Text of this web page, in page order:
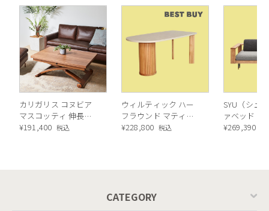
カリガリス コヌビア
マスコッティ 伸長・
昇降式テーブル ／
¥191,400 税込
ウィルティック ハー
フラウンド マティエ
ラ塗装 ダイニングテ
¥228,800 税込
SYU（シュ
ァベッド（
ル）190cm
¥269,390
CATEGORY